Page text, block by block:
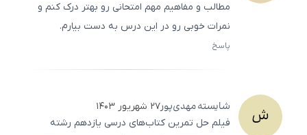
مطالب و مفاهیم مهم امتحانی رو بهتر درک کنم و
نمرات خوبی رو در این درس به دست بیارم.
پاسخ
ش شایستهمهدی‌پور۲۷ شهریور ۱۴۰۳
فیلم حل تمرین کتاب‌های درسی یازدهم رشته